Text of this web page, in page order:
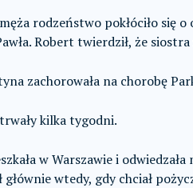
rodzeństwo pokłóciło się
Robert twierdził, że
zachorowała na chorobę
kilka tygodni.
w Warszawie i
głównie wtedy, gdy chciał